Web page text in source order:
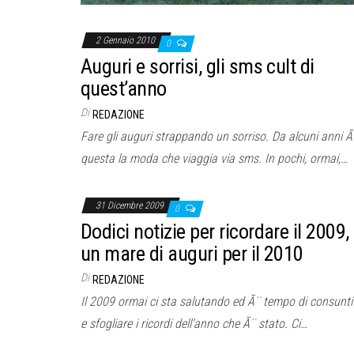
2 Gennaio 2010 0
Auguri e sorrisi, gli sms cult di
quest’anno
Di REDAZIONE
Fare gli auguri strappando un sorriso. Da alcuni anni
questa la moda che viaggia via sms. In pochi, ormai,…
31 Dicembre 2009 0
Dodici notizie per ricordare il 2009,
un mare di auguri per il 2010
Di REDAZIONE
Il 2009 ormai ci sta salutando ed Ã¨ tempo di
e sfogliare i ricordi dell’anno che Ã¨ stato. Ci…